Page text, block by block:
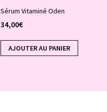
Sérum Vitaminé Oden
34,00€
AJOUTER AU PANIER